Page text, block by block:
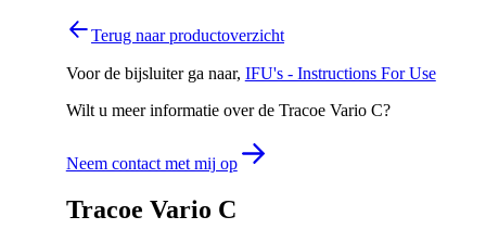
Tracoe Vario C
Terug naar productoverzicht
Voor de bijsluiter ga naar, IFU's - Instructions For Use
Wilt u meer informatie over de Tracoe Vario C?
Neem contact met mij op